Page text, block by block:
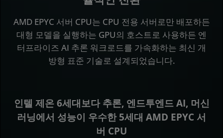
AMD EPYC 서버 CPU는 CPU 전용 서버로만 배포하든
대형 모델을 실행하는 GPU의 호스트로 사용하든 엔
터프라이즈 AI 추론 워크로드를 가속화하는 최신 개
방형 표준 기술로 설계되었습니다.
인텔 제온 6세대보다 추론, 엔드투엔드 AI, 머신
러닝에서 성능이 우수한 5세대 AMD EPYC 서
버 CPU